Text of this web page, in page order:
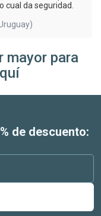
cual da seguridad.
mayor para
de descuento: